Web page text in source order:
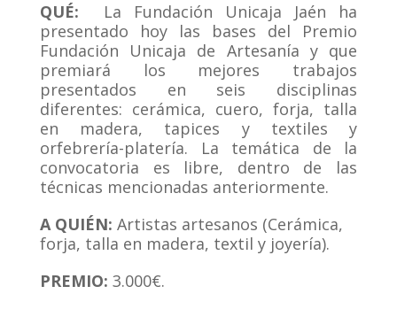
QUÉ:
La Fundación Unicaja Jaén ha
presentado hoy las bases del Premio
Fundación Unicaja de Artesanía y que
premiará los mejores trabajos
presentados en seis disciplinas
diferentes: cerámica, cuero, forja, talla
en madera, tapices y textiles y
orfebrería-platería. La temática de la
convocatoria es libre, dentro de las
técnicas mencionadas anteriormente.
A QUIÉN: Artistas artesanos (Cerámica,
forja, talla en madera, textil y joyería).
PREMIO: 3.000€.